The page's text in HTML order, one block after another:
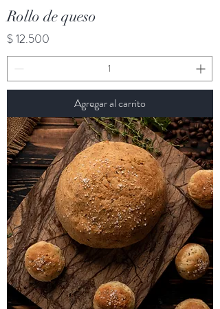
Rollo de queso
Precio
$ 12.500
Agregar al carrito